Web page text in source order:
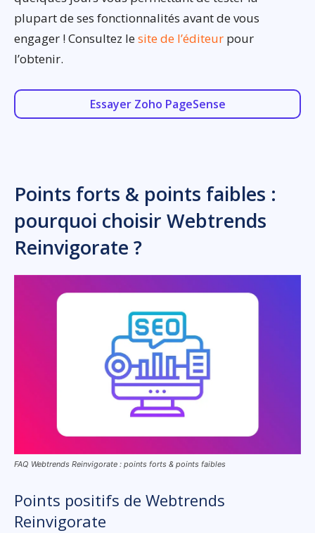
plupart de ses fonctionnalités avant de vous
engager ! Consultez lesite de l’éditeur pour
l’obtenir.
Essayer Zoho PageSense
Points forts & points faibles :
pourquoi choisir Webtrends
Reinvigorate ?
FAQ Webtrends Reinvigorate : points forts & points faibles
Points positifs de Webtrends
Reinvigorate